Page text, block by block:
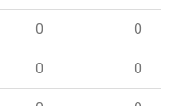
0 0
0 0